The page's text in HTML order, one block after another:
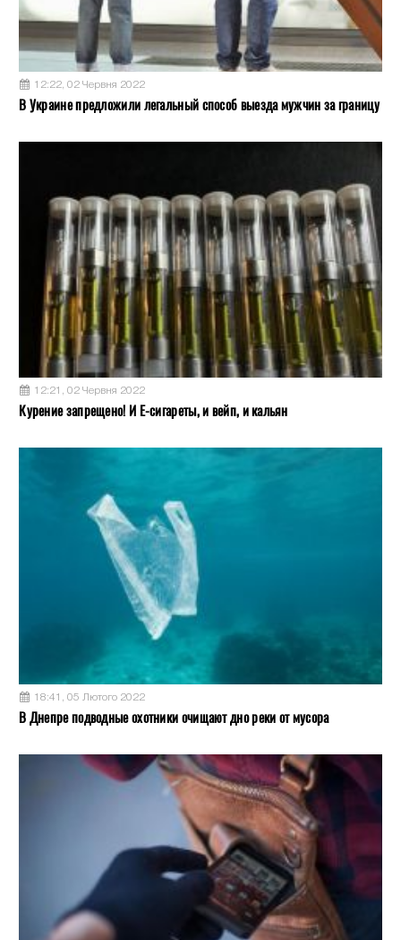
12:22, 02 Червня 2022
В Украине предложили легальный способ выезда мужчин за границу
12:21, 02 Червня 2022
Курение запрещено! И Е-сигареты, и вейп, и кальян
18:41, 05 Лютого 2022
В Днепре подводные охотники очищают дно реки от мусора